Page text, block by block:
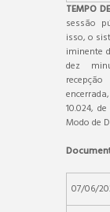
TEMPO
sessão
isso, o
iminente
dez
10.024,
Modo de
07/06/